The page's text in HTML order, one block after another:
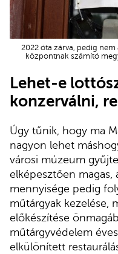
2022 óta zárva, pedig
központnak számító
Lehet-e
konzerválni,
Úgy tűnik, hogy ma
nagyon lehet
városi múzeum
elképesztően magas,
mennyisége pedig
műtárgyak kezelése,
előkészítése
műtárgyvédelem
elkülönített